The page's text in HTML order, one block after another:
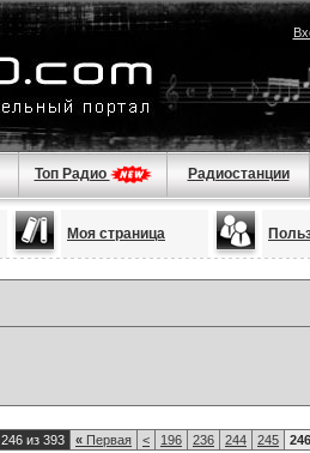
Топ Радио Радиостанции
Моя страница
из 393 « Первая < 196 236 244 245 246